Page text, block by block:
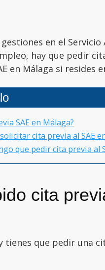
en el
hay que pedir
en Málaga si resides
SAE en Málaga?
cita previa al SAE
que pedir cita previa al
cita
tienes que pedir una